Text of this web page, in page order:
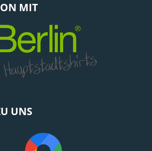
MIT
UNS